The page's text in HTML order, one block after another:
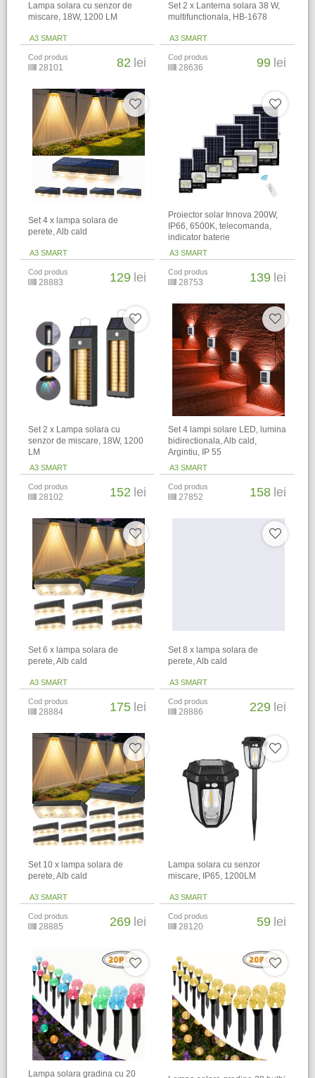
Lampa solara cu senzor de
miscare, 18W, 1200 LM
A3 SMART
Cod produs
28101 82 lei
Set 2 x Lanterna solara 38 W,
multifunctionala, HB-1678
A3 SMART
Cod produs
28636 99 lei
Set 4 x lampa solara de
perete, Alb cald
A3 SMART
Cod produs
28883 129 lei
Proiector solar Innova 200W,
IP66, 6500K, telecomanda,
indicator baterie
A3 SMART
Cod produs
28753 139 lei
Set 2 x Lampa solara cu
senzor de miscare, 18W, 1200
LM
A3 SMART
Cod produs
28102 152 lei
Set 4 lampi solare LED, lumina
bidirectionala, Alb cald,
Argintiu, IP 55
A3 SMART
Cod produs
27852 158 lei
Set 6 x lampa solara de
perete, Alb cald
A3 SMART
Cod produs
28884 175 lei
Set 8 x lampa solara de
perete, Alb cald
A3 SMART
Cod produs
28886 229 lei
Set 10 x lampa solara de
perete, Alb cald
A3 SMART
Cod produs
28885 269 lei
Lampa solara cu senzor
miscare, IP65, 1200LM
A3 SMART
Cod produs
28120 59 lei
Lampa solara gradina cu 20